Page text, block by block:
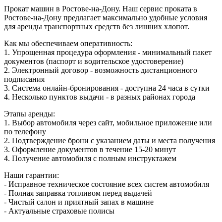
Прокат машин в Ростове-на-Дону. Наш сервис проката в
Ростове-на-Дону предлагает максимально удобные условия
для аренды транспортных средств без лишних хлопот.
Как мы обеспечиваем оперативность:
1. Упрощенная процедура оформления - минимальный пакет
документов (паспорт и водительское удостоверение)
2. Электронный договор - возможность дистанционного
подписания
3. Система онлайн-бронирования - доступна 24 часа в сутки
4. Несколько пунктов выдачи - в разных районах города
Этапы аренды:
1. Выбор автомобиля через сайт, мобильное приложение или
по телефону
2. Подтверждение брони с указанием даты и места получения
3. Оформление документов в течение 15-20 минут
4. Получение автомобиля с полным инструктажем
Наши гарантии:
- Исправное техническое состояние всех систем автомобиля
- Полная заправка топливом перед выдачей
- Чистый салон и приятный запах в машине
- Актуальные страховые полисы